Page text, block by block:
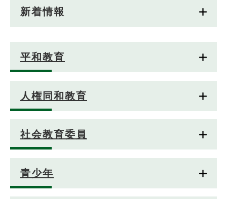
新着情報
平和教育
人権同和教育
社会教育委員
青少年